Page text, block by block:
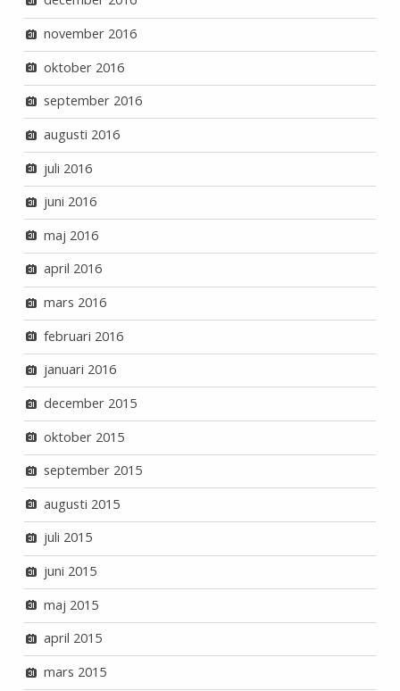
november 2016
oktober 2016
september 2016
augusti 2016
juli 2016
juni 2016
maj 2016
april 2016
mars 2016
februari 2016
januari 2016
december 2015
oktober 2015
september 2015
augusti 2015
juli 2015
juni 2015
maj 2015
april 2015
mars 2015